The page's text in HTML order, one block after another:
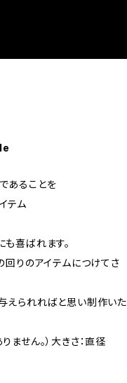
あることを
テム
喜ばれます。
回りのアイテムにつけてさ
えられればと思い制作いた
ません。）大きさ：直径